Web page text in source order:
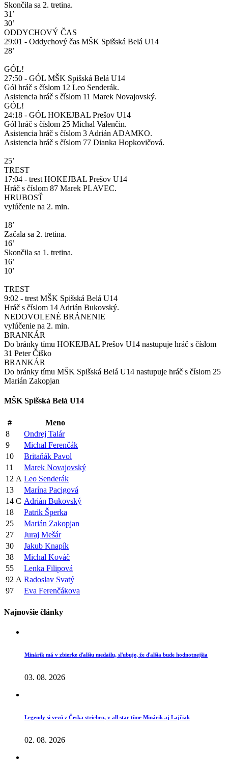
Skončila sa 2. tretina.
31’
30’
ODDYCHOVÝ ČAS
29:01 - Oddychový čas MŠK Spišská Belá U14
28’
GÓL!
27:50 - GÓL MŠK Spišská Belá U14
Gól hráč s číslom 12 Leo Senderák.
Asistencia hráč s číslom 11 Marek Novajovský.
GÓL!
24:18 - GÓL HOKEJBAL Prešov U14
Gól hráč s číslom 25 Michal Valenčin.
Asistencia hráč s číslom 3 Adrián ADAMKO.
Asistencia hráč s číslom 77 Dianka Hopkovičová.
25’
TREST
17:04 - trest HOKEJBAL Prešov U14
Hráč s číslom 87 Marek PLAVEC.
HRUBOSŤ
vylúčenie na 2. min.
18’
Začala sa 2. tretina.
16’
Skončila sa 1. tretina.
16’
10’
TREST
9:02 - trest MŠK Spišská Belá U14
Hráč s číslom 14 Adrián Bukovský.
NEDOVOLENÉ BRÁNENIE
vylúčenie na 2. min.
BRANKÁR
Do bránky tímu HOKEJBAL Prešov U14 nastupuje hráč s číslom
31 Peter Čiško
BRANKÁR
Do bránky tímu MŠK Spišská Belá U14 nastupuje hráč s číslom 25
Marián Zakopjan
MŠK Spišská Belá U14
#
Meno
8
Ondrej Talár
9
Michal Ferenčák
10
Britaňák Pavol
11
Marek Novajovský
12 A Leo Senderák
13
Marína Pacigová
14 C Adrián Bukovský
18
Patrik Šperka
25
Marián Zakopjan
27
Juraj Mešár
30
Jakub Knapík
38
Michal Kováč
55
Lenka Filipová
92 A Radoslav Svatý
97
Eva Ferenčákova
Najnovšie články
Minárik má v zbierke ďalšiu medailu, sľubuje, že ďalšia bude hodnotnejšia
03. 08. 2026
Legendy si vezú z Česka striebro, v all star tíme Minárik aj Lajčiak
02. 08. 2026